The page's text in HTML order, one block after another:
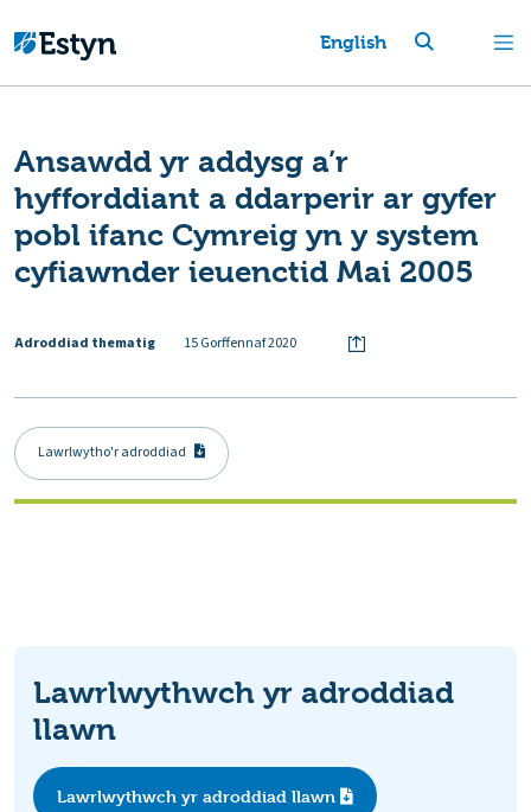
English
Ansawdd yr addysg a’r
hyfforddiant a ddarperir ar gyfer
pobl ifanc Cymreig yn y system
cyfiawnder ieuenctid Mai 2005
Adroddiad thematig 15 Gorffennaf 2020
Lawrlwytho'r adroddiad
Lawrlwythwch yr adroddiad
llawn
Lawrlwythwch yr adroddiad llawn